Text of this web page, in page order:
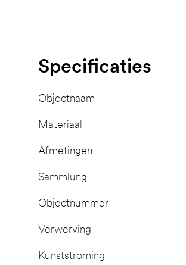
Specificaties
Objectnaam
Materiaal
Afmetingen
Sammlung
Objectnummer
Verwerving
Kunststroming